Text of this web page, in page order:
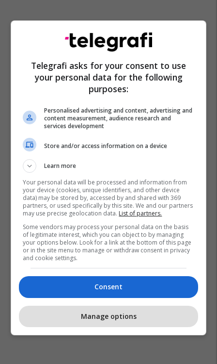
Telegrafi asks for your consent to use
your personal data for the following
purposes:
Personalised advertising and content, advertising and
content measurement, audience research and
services development
Store and/or access information on a device
Learn more
Your personal data will be processed and information from
your device (cookies, unique identifiers, and other device
data) may be stored by, accessed by and shared with 369
partners, or used specifically by this site. We and our partners
may use precise geolocation data. List of partners.
Some vendors may process your personal data on the basis
of legitimate interest, which you can object to by managing
your options below. Look for a link at the bottom of this page
or in the site menu to manage or withdraw consent in privacy
and cookie settings.
Consent
Manage options